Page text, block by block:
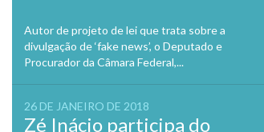
Autor de projeto de lei que trata sobre a
divulgação de ‘fake news’, o Deputado e
Procurador da Câmara Federal,...
26 DE JANEIRO DE 2018
Zé Inácio participa do